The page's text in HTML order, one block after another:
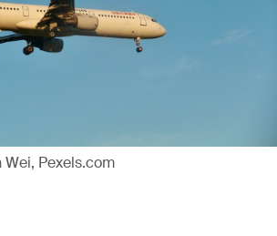
Wei, Pexels.com